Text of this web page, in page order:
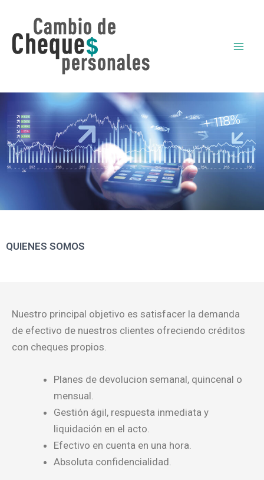
contenido
QUIENES SOMOS
Nuestro principal objetivo es satisfacer la demanda
de efectivo de nuestros clientes ofreciendo créditos
con cheques propios.
Planes de devolucion semanal, quincenal o
mensual.
Gestión ágil, respuesta inmediata y
liquidación en el acto.
Efectivo en cuenta en una hora.
Absoluta confidencialidad.